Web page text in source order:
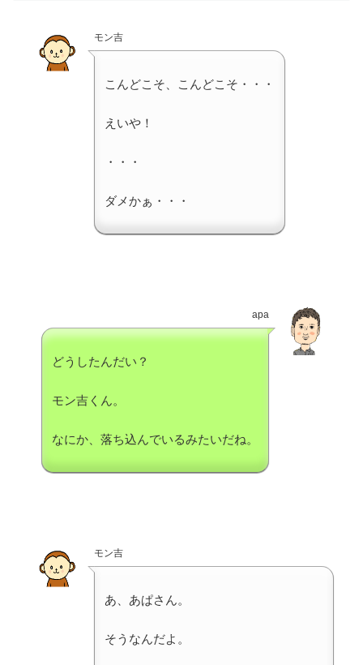
モン吉
こんどこそ、こんどこそ・・・
えいや！
・・・
ダメかぁ・・・
apa
どうしたんだい？
モン吉くん。
なにか、落ち込んでいるみたいだね。
モン吉
あ、あぱさん。
そうなんだよ。